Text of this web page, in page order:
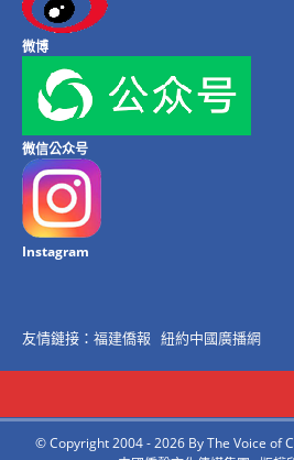
微博
微信公众号
Instagram
友情鏈接： 福建僑報 紐約中國廣播網
© Copyright 2004 - 2026 By The Voice of